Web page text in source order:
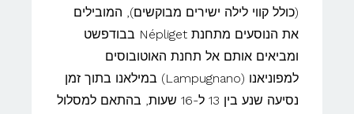
(כולל קווי לילה ישירים מבוקשים), המובילים
את הנוסעים מתחנת Népliget בבודפשט
ומביאים אותם אל תחנת האוטובוסים
למפוניאנו (Lampugnano) במילאנו בתוך זמן
נסיעה שנע בין 13 ל-16 שעות, בהתאם למסלול